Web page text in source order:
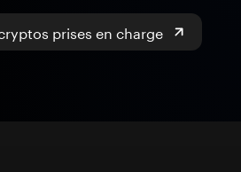
prises en charge